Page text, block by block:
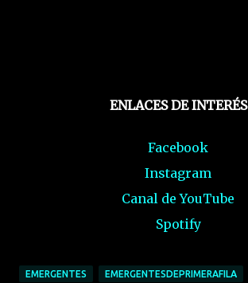
ENLACES DE INTERÉS
Facebook
Instagram
Canal de YouTube
Spotify
EMERGENTES EMERGENTESDEPRIMERAFILA